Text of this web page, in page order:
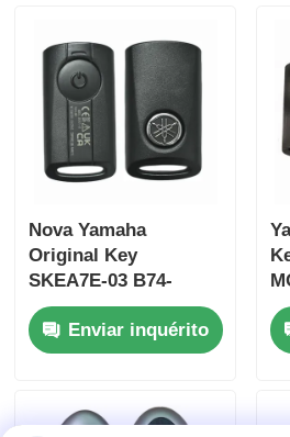
Casa
Vídeos
50pcs
Nova Yamaha
Original Key
SKEA7E-03 B74-
H6261-02 662F-
SKEA7D03
Enviar inquérito